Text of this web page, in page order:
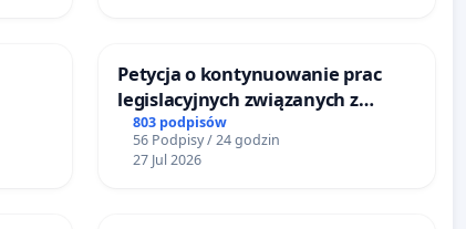
Petycja o kontynuowanie prac
legislacyjnych związanych z
reformą prawa rodzinnego
803 podpisów
56 Podpisy / 24 godzin
27 Jul 2026